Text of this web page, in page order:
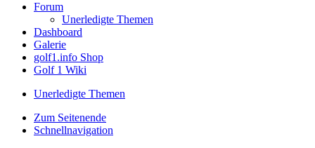
Forum
Unerledigte Themen
Dashboard
Galerie
golf1.info Shop
Golf 1 Wiki
Unerledigte Themen
Zum Seitenende
Schnellnavigation